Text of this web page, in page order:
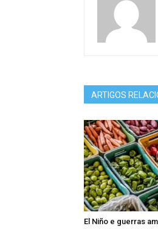
ARTIGOS
El Niño e guerras